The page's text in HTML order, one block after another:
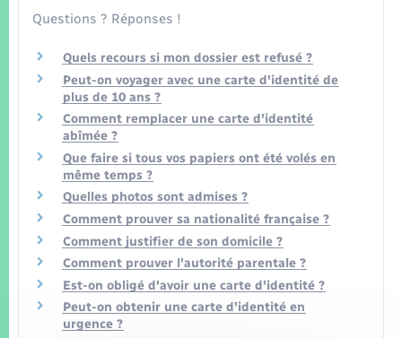
Questions ? Réponses !
Quels recours si mon dossier est refusé ?
Peut-on voyager avec une carte d'identité de
plus de 10 ans ?
Comment remplacer une carte d'identité
abîmée ?
Que faire si tous vos papiers ont été volés en
même temps ?
Quelles photos sont admises ?
Comment prouver sa nationalité française ?
Comment justifier de son domicile ?
Comment prouver l'autorité parentale ?
Est-on obligé d'avoir une carte d'identité ?
Peut-on obtenir une carte d'identité en
urgence ?